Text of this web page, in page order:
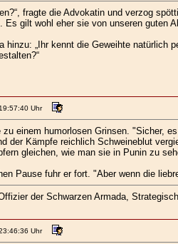
fragte die Advokatin und verzog
Es gilt wohl eher sie von unseren guten
hinzu: „Ihr kennt die Geweihte natürlich
Uhr
zu einem humorlosen Grinsen. "Sicher,
der Kämpfe reichlich Schweineblut
gleichen, wie man sie in Punin zu
Pause fuhr er fort. "Aber wenn die
der Schwarzen Armada,
Uhr